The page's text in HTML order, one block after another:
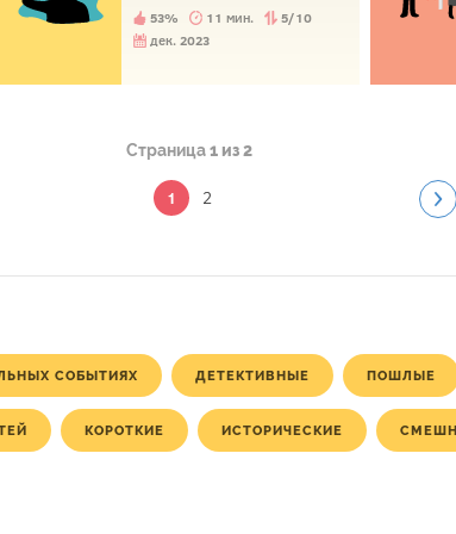
53% 11 мин.
5/10
дек. 2023
Страница1 из 2
1 2
СОБЫТИЯХ ДЕТЕКТИВНЫЕ ПОШЛЫЕ
КОРОТКИЕ ИСТОРИЧЕСКИЕ